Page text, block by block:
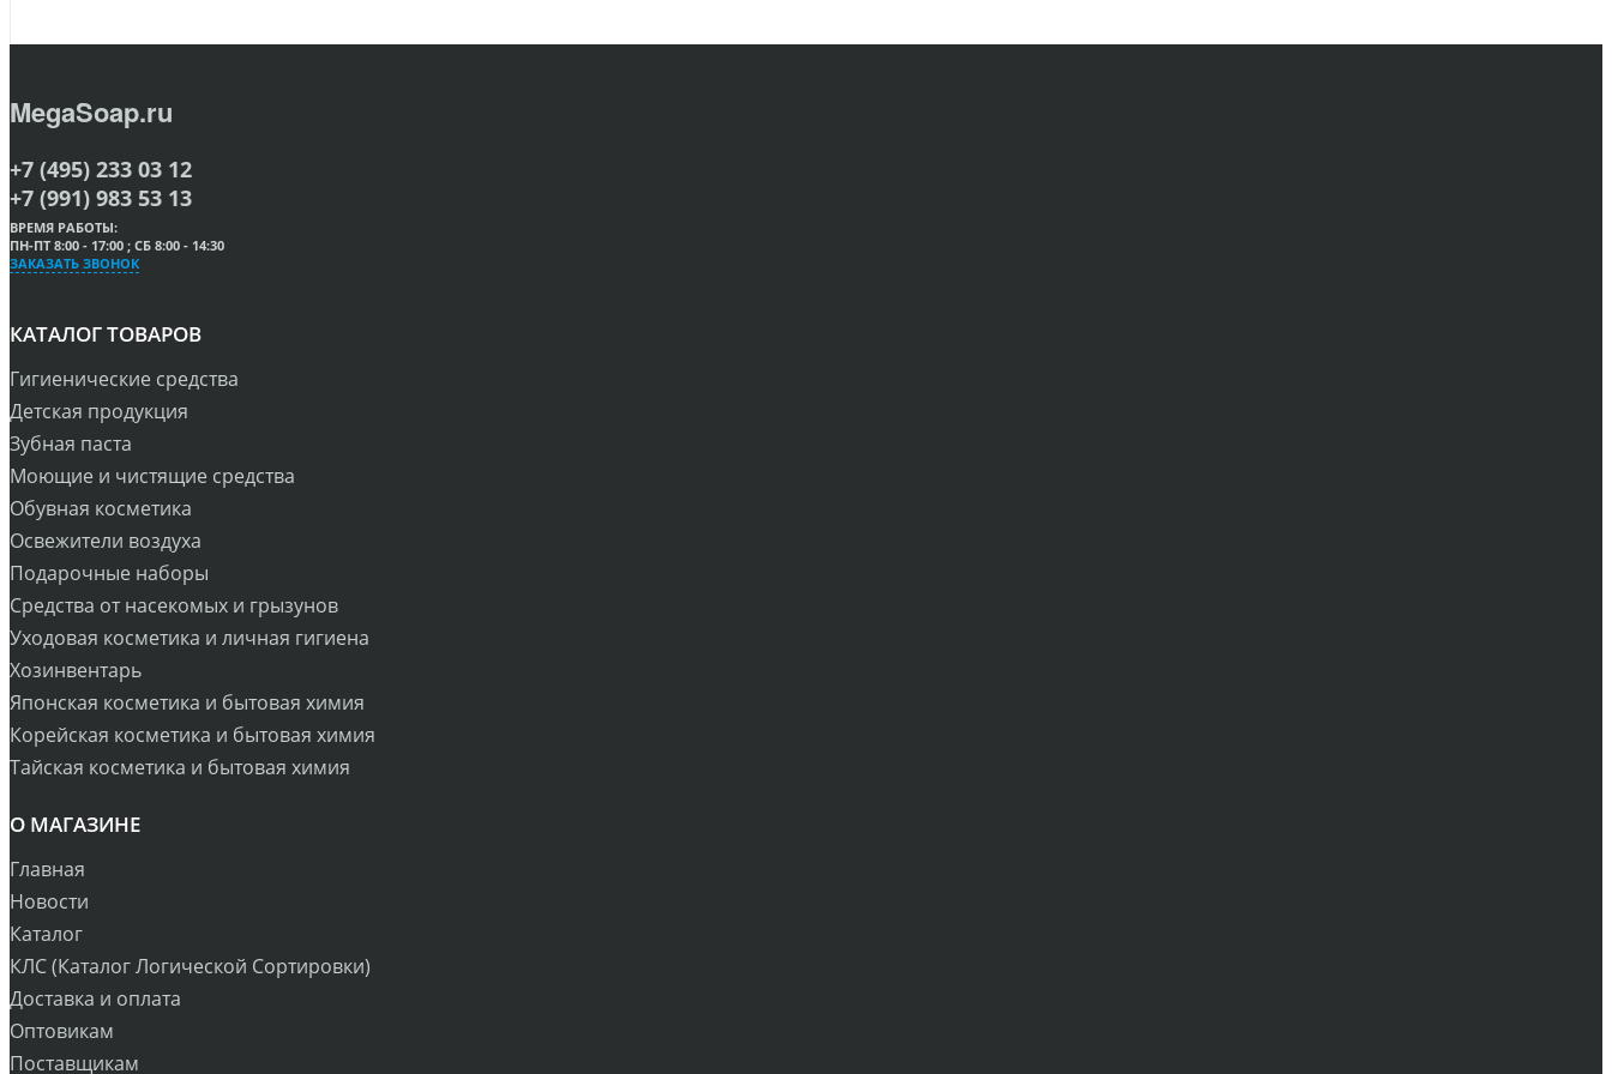
MegaSoap.ru
+7 (495) 233 03 12
+7 (991) 983 53 13
ВРЕМЯ РАБОТЫ:
ПН-ПТ 8:00 - 17:00 ; СБ 8:00 - 14:30
ЗАКАЗАТЬ ЗВОНОК
КАТАЛОГ ТОВАРОВ
Гигиенические средства
Детская продукция
Зубная паста
Моющие и чистящие средства
Обувная косметика
Освежители воздуха
Подарочные наборы
Средства от насекомых и грызунов
Уходовая косметика и личная гигиена
Хозинвентарь
Японская косметика и бытовая химия
Корейская косметика и бытовая химия
Тайская косметика и бытовая химия
О МАГАЗИНЕ
Главная
Новости
Каталог
КЛС (Каталог Логической Сортировки)
Доставка и оплата
Оптовикам
Поставщикам